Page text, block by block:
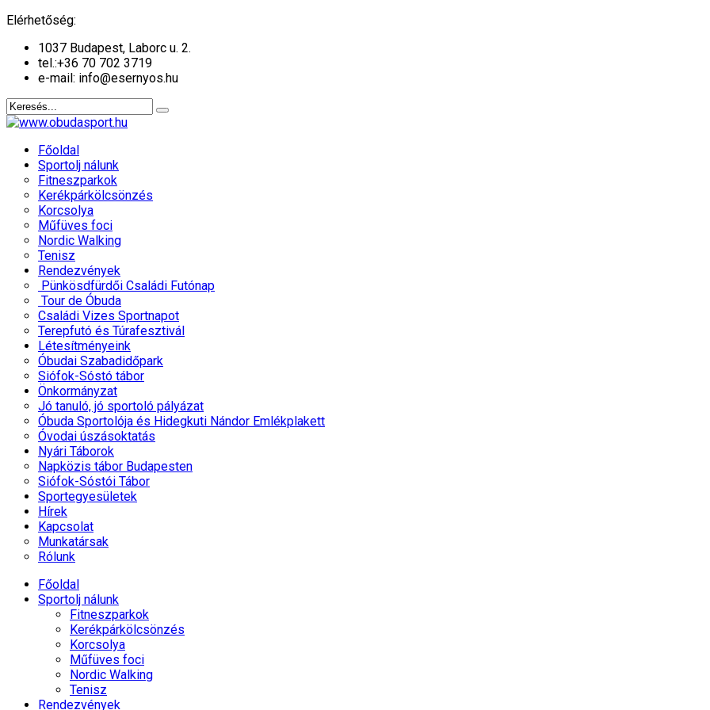
Elérhetőség:
1037 Budapest, Laborc u. 2.
tel.:+36 70 702 3719
e-mail: info@esernyos.hu
Főoldal
Sportolj nálunk
Fitneszparkok
Kerékpárkölcsönzés
Korcsolya
Műfüves foci
Nordic Walking
Tenisz
Rendezvények
Pünkösdfürdői Családi Futónap
Tour de Óbuda
Családi Vizes Sportnapot
Terepfutó és Túrafesztivál
Létesítményeink
Óbudai Szabadidőpark
Siófok-Sóstó tábor
Önkormányzat
Jó tanuló, jó sportoló pályázat
Óbuda Sportolója és Hidegkuti Nándor Emlékplakett
Óvodai úszásoktatás
Nyári Táborok
Napközis tábor Budapesten
Siófok-Sóstói Tábor
Sportegyesületek
Hírek
Kapcsolat
Munkatársak
Rólunk
Főoldal
Sportolj nálunk
Fitneszparkok
Kerékpárkölcsönzés
Korcsolya
Műfüves foci
Nordic Walking
Tenisz
Rendezvények
év
hónap
év
hónap